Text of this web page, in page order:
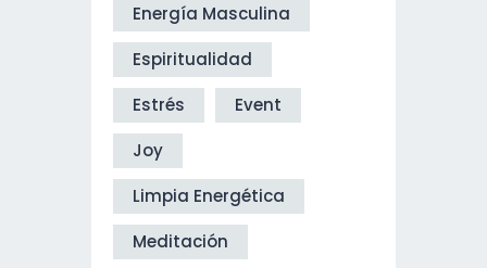
Energía Masculina
Espiritualidad
Estrés
Event
Joy
Limpia Energética
Meditación